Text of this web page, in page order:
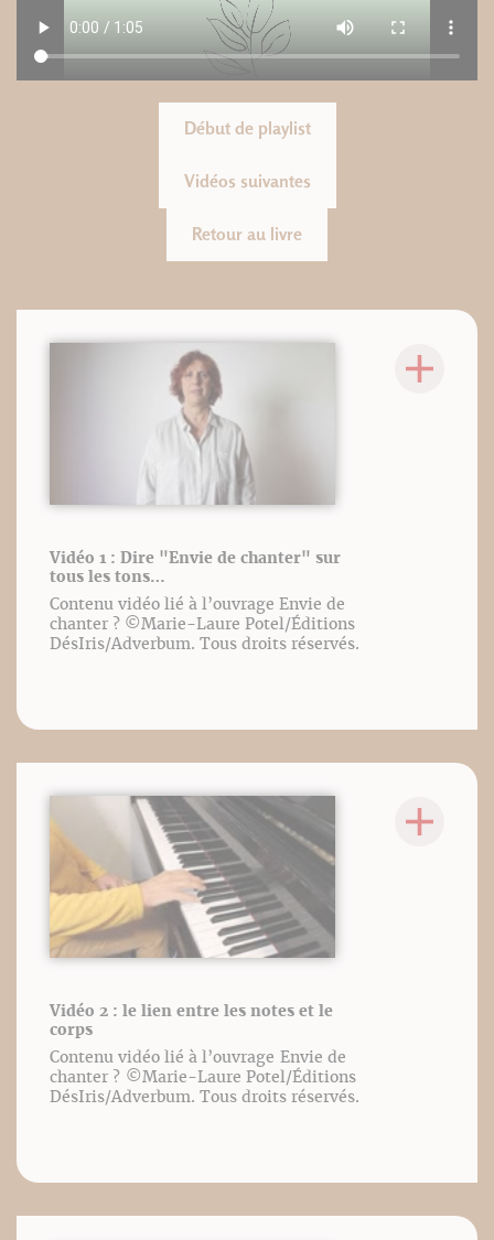
Début de playlist
Vidéos suivantes
Retour au livre
Vidéo 1 : Dire "Envie de chanter" sur
tous les tons…
Contenu vidéo lié à l’ouvrage Envie de
chanter ? ©️Marie-Laure Potel/Éditions
DésIris/Adverbum. Tous droits réservés.
Vidéo 2 : le lien entre les notes et le
corps
Contenu vidéo lié à l’ouvrage Envie de
chanter ? ©️Marie-Laure Potel/Éditions
DésIris/Adverbum. Tous droits réservés.